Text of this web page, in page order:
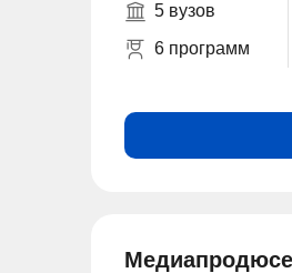
5 вузов
6 программ